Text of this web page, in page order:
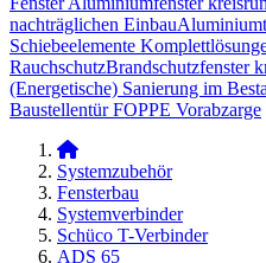
nachträglichen Einbau​
Schiebeelemente
Rauchschutz​Brandschutzfenster
(Energetische) Sanierung im
Baustellentür FOPPE Vorabzarge
Systemzubehör
Fensterbau
Systemverbinder
Schüco T-Verbinder
ADS 65